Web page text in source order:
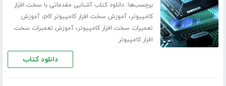
برچسب‌ها:دانلود کتاب آشنایی مقدماتی با سخت افزار
کامپیوتر،آموزش سخت افزار کامپیوتر pdf ،آموزش
تعمیرات سخت افزار کامپیوتر،آموزش تعمیرات سخت
افزار کامپیوتر
دانلود کتاب